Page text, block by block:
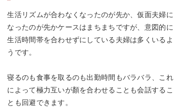
生活リズムが合わなくなったのが先か、仮面夫婦に
なったのが先かケースはまちまちですが、意図的に
生活時間帯を合わせずにしている夫婦は多くいるよ
うです。
寝るのも食事を取るのも出勤時間もバラバラ、これ
によって極力互いが顏を合わせることも会話するこ
とも回避できます。